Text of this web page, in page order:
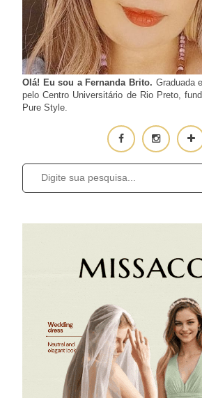
Olá! Eu sou a Fernanda Brito. Graduada
pelo Centro Universitário de Rio Preto,
Pure Style.